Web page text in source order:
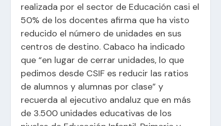
realizada por el sector de Educación casi el
50% de los docentes afirma que ha visto
reducido el número de unidades en sus
centros de destino. Cabaco ha indicado
que “en lugar de cerrar unidades, lo que
pedimos desde CSIF es reducir las ratios
de alumnos y alumnas por clase” y
recuerda al ejecutivo andaluz que en más
de 3.500 unidades educativas de los